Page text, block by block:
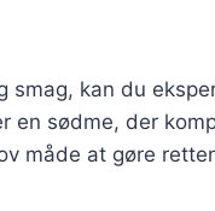
smag, kan du
sødme, der
måde at gøre